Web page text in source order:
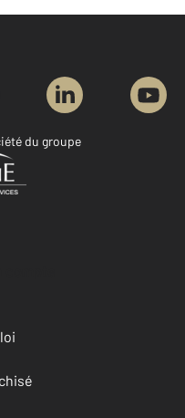
du groupe
compte